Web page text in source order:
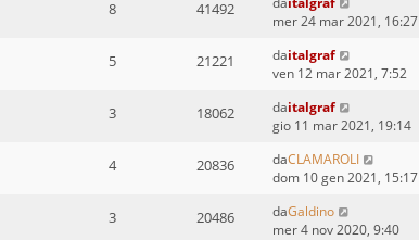
8 41492
mer 24 mar 2021, 16:27
5 21221 daitalgraf
ven 12 mar 2021, 7:52
3 18062 daitalgraf
gio 11 mar 2021, 19:14
4 20836 daCLAMAROLI
dom 10 gen 2021, 15:17
3 20486 daGaldino
mer 4 nov 2020, 9:40